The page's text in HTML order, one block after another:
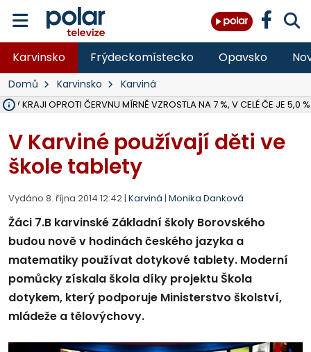
Karvinsko Frýdeckomístecko Opavsko
Domů Karvinsko Karviná
V KRAJI OPROTI ČERVNU MÍRNĚ VZROSTLA NA 7 %, V CELÉ ČE JE 5,0 %
V Karviné používají děti ve
škole tablety
Vydáno 8. října 2014 12:42 | Karviná | Monika Danková
Žáci 7.B karvinské Základní školy Borovského
budou nově v hodinách českého jazyka a
matematiky používat dotykové tablety. Moderní
pomůcky získala škola díky projektu Škola
dotykem, který podporuje Ministerstvo školství,
mládeže a tělovýchovy.